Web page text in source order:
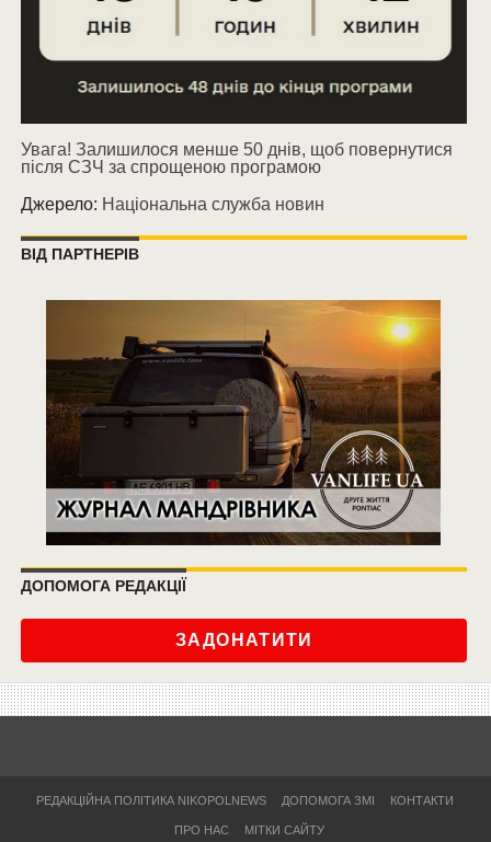
Увага! Залишилося менше 50 днів, щоб повернутися
після СЗЧ за спрощеною програмою
Джерело: Національна служба новин
ВІД ПАРТНЕРІВ
ДОПОМОГА РЕДАКЦІЇ
ЗАДОНАТИТИ
РЕДАКЦІЙНА ПОЛІТИКА NIKOPOLNEWS ДОПОМОГА ЗМІ КОНТАКТИ
ПРО НАС МІТКИ САЙТУ